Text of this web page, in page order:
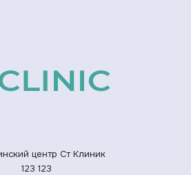
центр Ст Клиник
123 123